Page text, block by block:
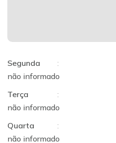
Segunda
:
não informado
Terça
:
não informado
Quarta
:
não informado